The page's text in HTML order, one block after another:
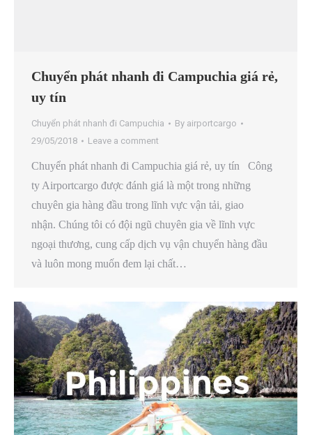
Chuyển phát nhanh đi Campuchia giá rẻ,
uy tín
Chuyển phát nhanh đi Campuchia By airportcargo
29/05/2018
Leave a comment
Chuyển phát nhanh đi Campuchia giá rẻ, uy tín Công
ty Airportcargo được đánh giá là một trong những
chuyên gia hàng đầu trong lĩnh vực vận tải, giao
nhận. Chúng tôi có đội ngũ chuyên gia về lĩnh vực
ngoại thương, cung cấp dịch vụ vận chuyển hàng đầu
và luôn mong muốn đem lại chất…